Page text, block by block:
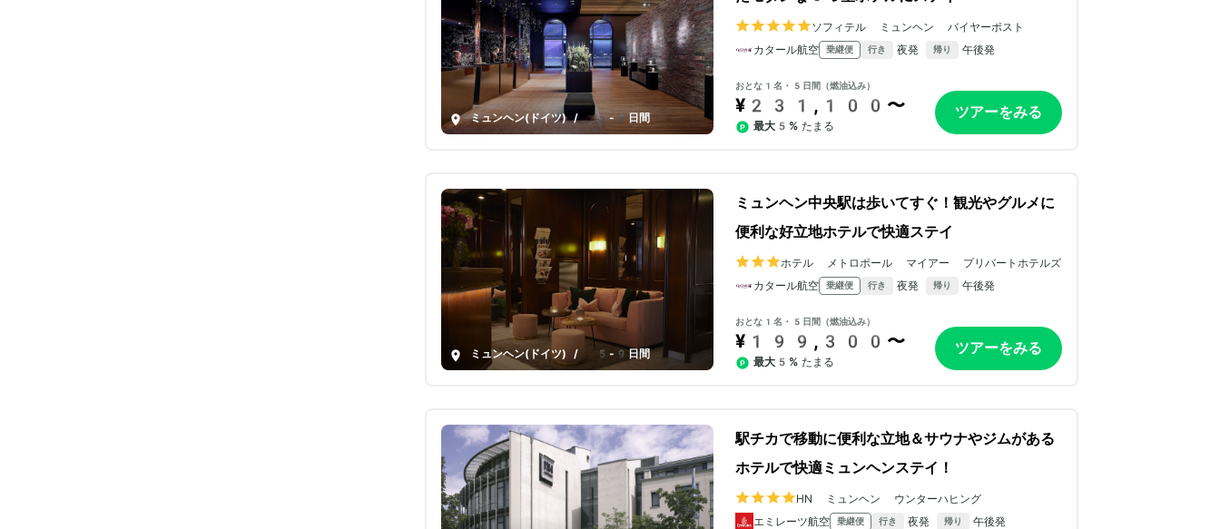
ミュンヘン(ドイツ) / 5-9日間
ソフィテル ミュンヘン バイヤーポスト
カタール航空
乗継便 行き 夜発 帰り 午後発
おとな1名・5日間（燃油込み）
¥231,100〜
最大5% たまる
ツアーをみる
ミュンヘン(ドイツ) / 5-9日間
ミュンヘン中央駅は歩いてすぐ！観光やグルメに
便利な好立地ホテルで快適ステイ
ホテル メトロポール マイアー プリバートホテルズ
カタール航空
乗継便 行き 夜発 帰り 午後発
おとな1名・5日間（燃油込み）
¥199,300〜
最大5% たまる
ツアーをみる
駅チカで移動に便利な立地＆サウナやジムがある
ホテルで快適ミュンヘンステイ！
HN ミュンヘン ウンターハヒング
エミレーツ航空
乗継便 行き 夜発 帰り 午後発